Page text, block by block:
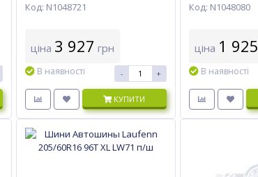
Код: N1048721
ціна 3 927 грн
В наявності - +
КУПИТИ
Код: N1048080
ціна 1 925
В наявності